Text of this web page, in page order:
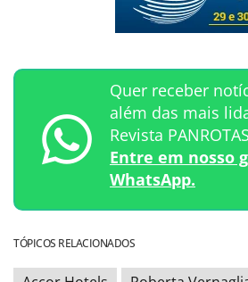
Quer receber
além das mais
Revista
Entre em nosso
WhatsApp.
TÓPICOS RELACIONADOS